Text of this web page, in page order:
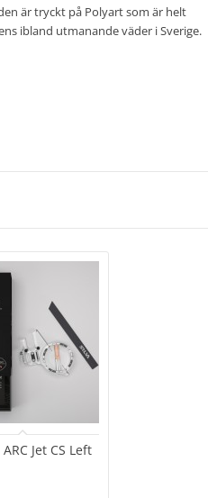
är tryckt på Polyart som är helt
ibland utmanande väder i Sverige.
Jet CS Left